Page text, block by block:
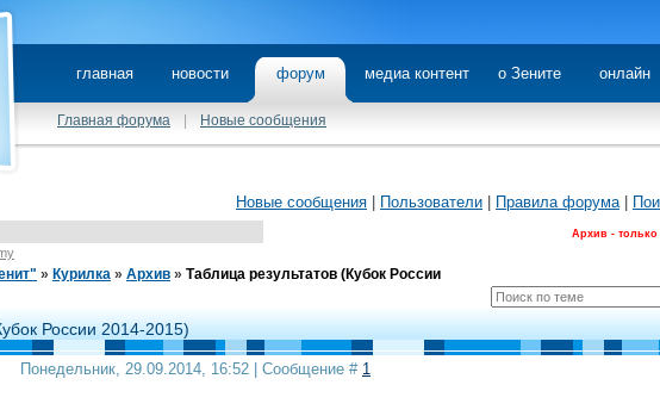
главная новости форум медиа контент о Зените онлайн
Главная форума Новые сообщения
Новые сообщения Пользователи Правила форума|
Архив - только
» Курилка » Архив » Таблица результатов (Кубок России
России 2014-2015)
Понедельник, 29.09.2014, 16:52 | Сообщение # 1